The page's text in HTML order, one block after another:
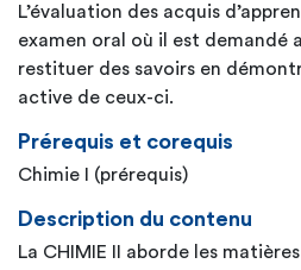
L’évaluation des acquis
examen oral où il est demandé
restituer des savoirs en
active de ceux-ci.
Prérequis et corequis
Chimie I (prérequis)
Description du contenu
La CHIMIE II aborde les